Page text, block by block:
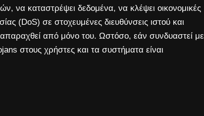
να καταστρέψει δεδομένα, να κλέψει οικονομικές
(DoS) σε στοχευμένες διευθύνσεις ιστού και
από μόνο του. Ωστόσο, εάν συνδυαστεί με
στους χρήστες και τα συστήματα είναι